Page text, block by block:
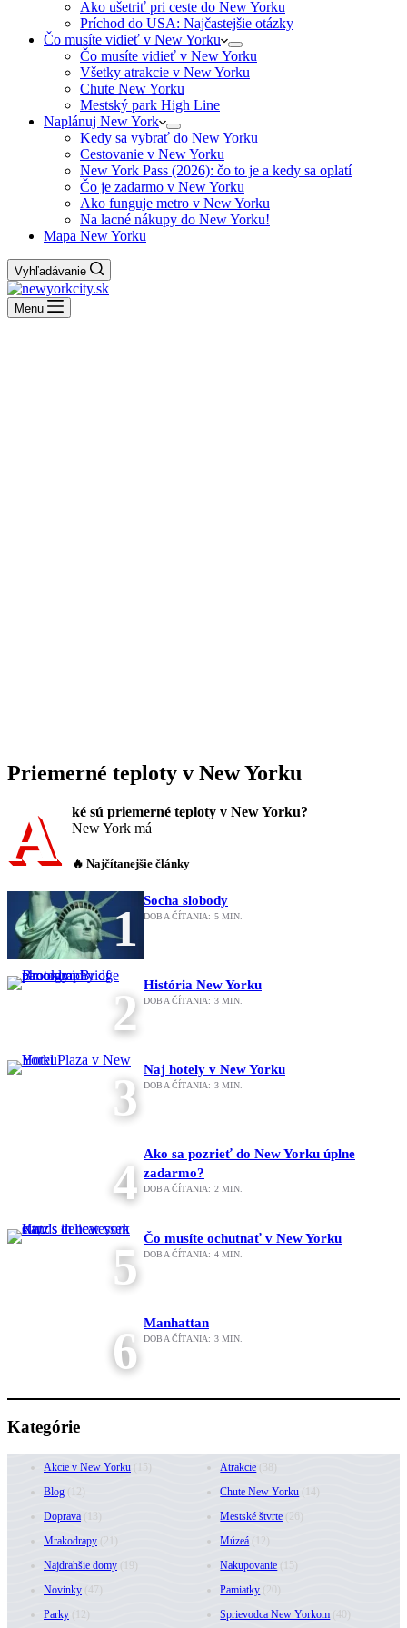
Ako ušetriť pri ceste do New Yorku
Príchod do USA: Najčastejšie otázky
Čo musíte vidieť v New Yorku
Čo musíte vidieť v New Yorku
Všetky atrakcie v New Yorku
Chute New Yorku
Mestský park High Line
Naplánuj New York
Kedy sa vybrať do New Yorku
Cestovanie v New Yorku
New York Pass (2026): čo to je a kedy sa oplatí
Čo je zadarmo v New Yorku
Ako funguje metro v New Yorku
Na lacné nákupy do New Yorku!
Mapa New Yorku
Vyhľadávanie
Menu
Priemerné teploty v New Yorku
A
ké sú priemerné teploty v New Yorku?
New York má
🔥 Najčítanejšie články
1 Socha slobody
DOBA ČÍTANIA: 5 MIN.
2 História New Yorku
DOBA ČÍTANIA: 3 MIN.
3 Naj hotely v New Yorku
DOBA ČÍTANIA: 3 MIN.
4 Ako sa pozrieť do New Yorku úplne
zadarmo?
DOBA ČÍTANIA: 2 MIN.
5 Čo musíte ochutnať v New Yorku
DOBA ČÍTANIA: 4 MIN.
6 Manhattan
DOBA ČÍTANIA: 3 MIN.
Kategórie
Akcie v New Yorku (15) Atrakcie (38)
Blog (12) Chute New Yorku (14)
Doprava (13) Mestské štvrte (26)
Mrakodrapy (21) Múzeá (12)
Najdrahšie domy (19) Nakupovanie (15)
Novinky (47) Pamiatky (20)
Parky (12) Sprievodca New Yorkom (40)